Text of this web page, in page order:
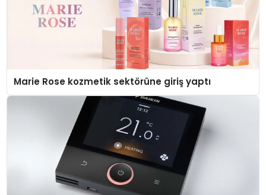
Marie Rose kozmetik sektörüne giriş yaptı